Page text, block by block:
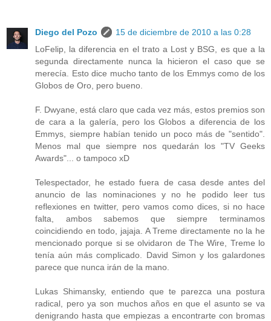
Diego del Pozo
15 de diciembre de 2010 a las 0:28
LoFelip, la diferencia en el trato a Lost y BSG, es que a la
segunda directamente nunca la hicieron el caso que se
merecía. Esto dice mucho tanto de los Emmys como de los
Globos de Oro, pero bueno.
F. Dwyane, está claro que cada vez más, estos premios son
de cara a la galería, pero los Globos a diferencia de los
Emmys, siempre habían tenido un poco más de "sentido".
Menos mal que siempre nos quedarán los "TV Geeks
Awards"... o tampoco xD
Telespectador, he estado fuera de casa desde antes del
anuncio de las nominaciones y no he podido leer tus
reflexiones en twitter, pero vamos como dices, si no hace
falta, ambos sabemos que siempre terminamos
coincidiendo en todo, jajaja. A Treme directamente no la he
mencionado porque si se olvidaron de The Wire, Treme lo
tenía aún más complicado. David Simon y los galardones
parece que nunca irán de la mano.
Lukas Shimansky, entiendo que te parezca una postura
radical, pero ya son muchos años en que el asunto se va
denigrando hasta que empiezas a encontrarte con bromas